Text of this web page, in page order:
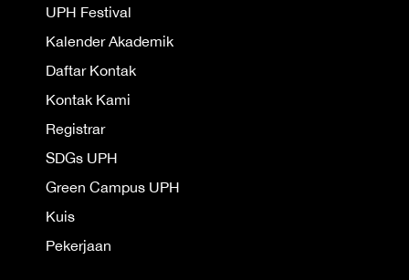
UPH Festival
Kalender Akademik
Daftar Kontak
Kontak Kami
Registrar
SDGs UPH
Green Campus UPH
Kuis
Pekerjaan